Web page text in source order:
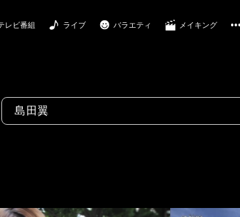
レビ番組 ライブ バラエティ メイキング